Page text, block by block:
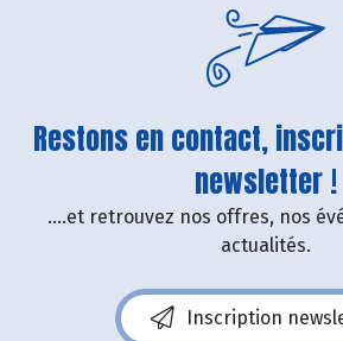
Restons en contact,
newsletter !
....et retrouvez nos offres, nos
actualités.
Inscription